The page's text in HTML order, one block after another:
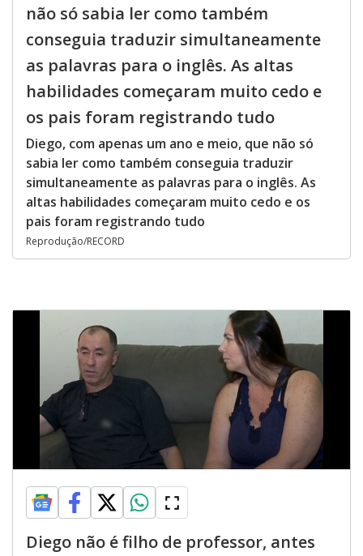
não só sabia ler como também
conseguia traduzir simultaneamente
as palavras para o inglês. As altas
habilidades começaram muito cedo e
os pais foram registrando tudo
Diego, com apenas um ano e meio, que não só
sabia ler como também conseguia traduzir
simultaneamente as palavras para o inglês. As
altas habilidades começaram muito cedo e os
pais foram registrando tudo
Reprodução/RECORD
Diego não é filho de professor, antes